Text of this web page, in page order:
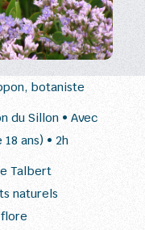
botaniste
du Sillon • Avec
ans) • 2h
Talbert
naturels
flore